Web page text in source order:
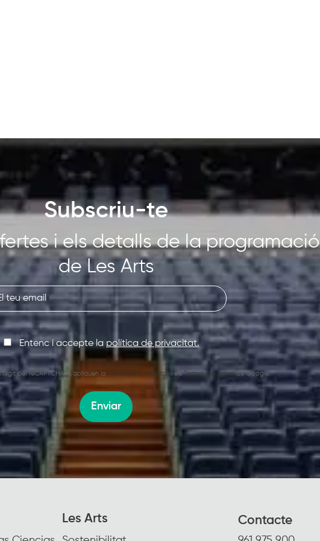
Subscriu-te
i els detalls de la programació
de Les Arts
Entenc i accepte la política de privacitat.
per reCAPTCHA i s’apliquen la Política de Privacitat i elsTermes del Serveide Google.
Enviar
Les Arts Contacte